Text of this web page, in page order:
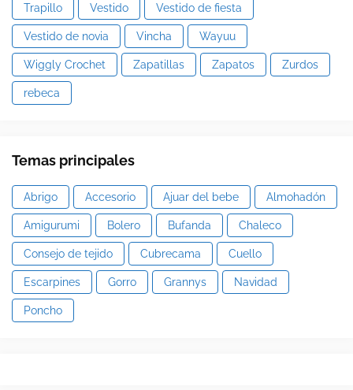
Trapillo Vestido Vestido de fiesta
Vestido de novia Vincha Wayuu
Wiggly Crochet Zapatillas Zapatos Zurdos
rebeca
Temas principales
Abrigo Accesorio Ajuar del bebe Almohadón
Amigurumi Bolero Bufanda Chaleco
Consejo de tejido Cubrecama Cuello
Escarpines Gorro Grannys Navidad
Poncho